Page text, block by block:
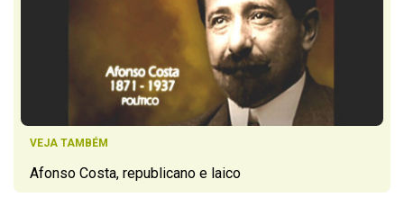
VEJA TAMBÉM
Afonso Costa, republicano e laico